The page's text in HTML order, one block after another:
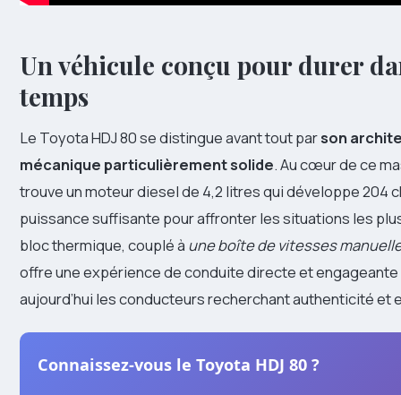
Un véhicule conçu pour durer
temps
Le Toyota HDJ 80 se distingue avant tout parson
mécanique particulièrement solide. Au cœur de ce
trouve un moteur diesel de 4,2 litres qui développe 204
puissance suffisante pour affronter les situations les
bloc thermique, couplé à une boîte de vitesses
offre une expérience de conduite directe et
aujourd’hui les conducteurs recherchant authenticité et
Connaissez-vous le Toyota HDJ 80 ?